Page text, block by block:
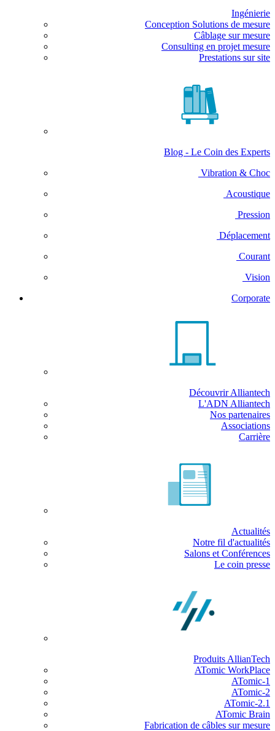
Ingénierie
Conception Solutions de mesure
Câblage sur mesure
Consulting en projet mesure
Prestations sur site
Blog - Le Coin des Experts
Vibration & Choc
Acoustique
Pression
Déplacement
Courant
Vision
Corporate
Découvrir Alliantech
L'ADN Alliantech
Nos partenaires
Associations
Carrière
Actualités
Notre fil d'actualités
Salons et Conférences
Le coin presse
Produits AllianTech
ATomic WorkPlace
ATomic-1
ATomic-2
ATomic-2.1
ATomic Brain
Fabrication de câbles sur mesure